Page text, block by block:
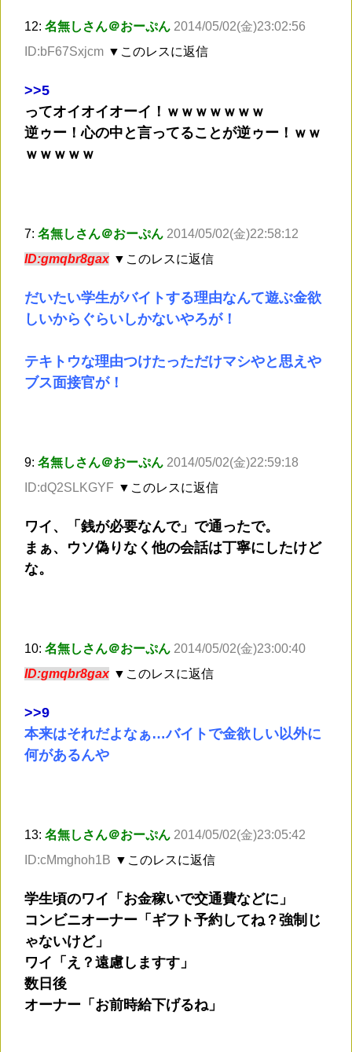
12: 名無しさん＠おーぷん 2014/05/02(金)23:02:56
ID:bF67Sxjcm ▼このレスに返信
>>5
ってオイオイオーイ！ｗｗｗｗｗｗｗ
逆ゥー！心の中と言ってることが逆ゥー！ｗｗ
ｗｗｗｗｗ
7: 名無しさん＠おーぷん 2014/05/02(金)22:58:12
ID:gmqbr8gax ▼このレスに返信
だいたい学生がバイトする理由なんて遊ぶ金欲
しいからぐらいしかないやろが！
テキトウな理由つけたっただけマシやと思えや
ブス面接官が！
9: 名無しさん＠おーぷん 2014/05/02(金)22:59:18
ID:dQ2SLKGYF ▼このレスに返信
ワイ、「銭が必要なんで」で通ったで。
まぁ、ウソ偽りなく他の会話は丁寧にしたけど
な。
10: 名無しさん＠おーぷん 2014/05/02(金)23:00:40
ID:gmqbr8gax ▼このレスに返信
>>9
本来はそれだよなぁ…バイトで金欲しい以外に
何があるんや
13: 名無しさん＠おーぷん 2014/05/02(金)23:05:42
ID:cMmghoh1B ▼このレスに返信
学生頃のワイ「お金稼いで交通費などに」
コンビニオーナー「ギフト予約してね？強制じ
ゃないけど」
ワイ「え？遠慮しますす」
数日後
オーナー「お前時給下げるね」